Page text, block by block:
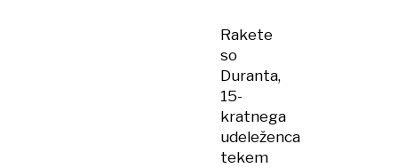
Rakete
so
Duranta,
15-
kratnega
udeleženca
tekem